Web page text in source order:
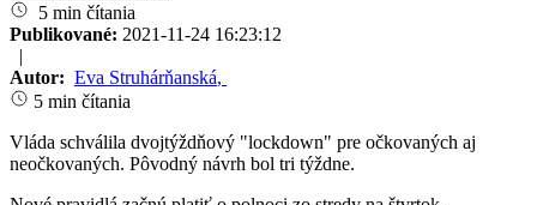
5 min čítania
Publikované: 2021-11-24 16:23:12
|
Autor: Eva Struhárňanská,
5 min čítania
Vláda schválila dvojtýždňový "lockdown" pre očkovaných aj
neočkovaných. Pôvodný návrh bol tri týždne.